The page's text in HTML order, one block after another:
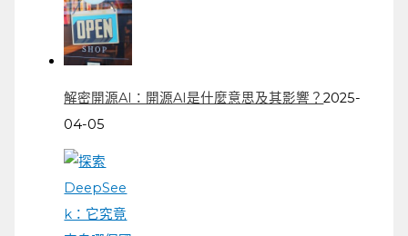
解密開源AI：開源AI是什麼意思及其影響？2025-
04-05